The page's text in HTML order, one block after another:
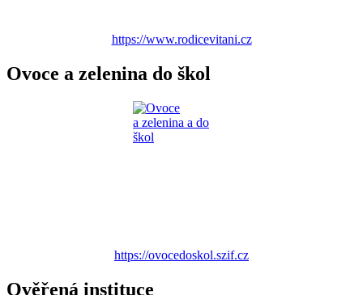
https://www.rodicevitani.cz
Ovoce a zelenina do škol
https://ovocedoskol.szif.cz
Ověřená instituce